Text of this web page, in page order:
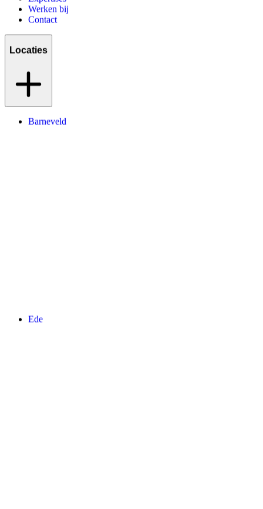
Werken bij
Contact
Locaties
Barneveld
Ede